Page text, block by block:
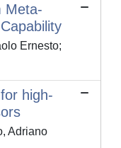
Meta-
Ernesto;
high-
Adriano